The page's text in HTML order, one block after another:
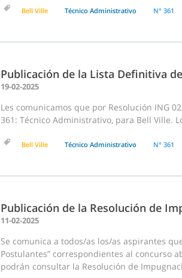
Bell Ville Técnico Administrativo N° 361
Publicación de la Lista Definitiva
19-02-2025
Les comunicamos que por Resolución ING
361: Técnico Administrativo, para Bell Ville.
Bell Ville Técnico Administrativo N° 361
Publicación de la Resolución de
11-02-2025
Se comunica a todos/as los/as aspirantes
Postulantes” correspondientes al concurso
podrán consultar la Resolución de